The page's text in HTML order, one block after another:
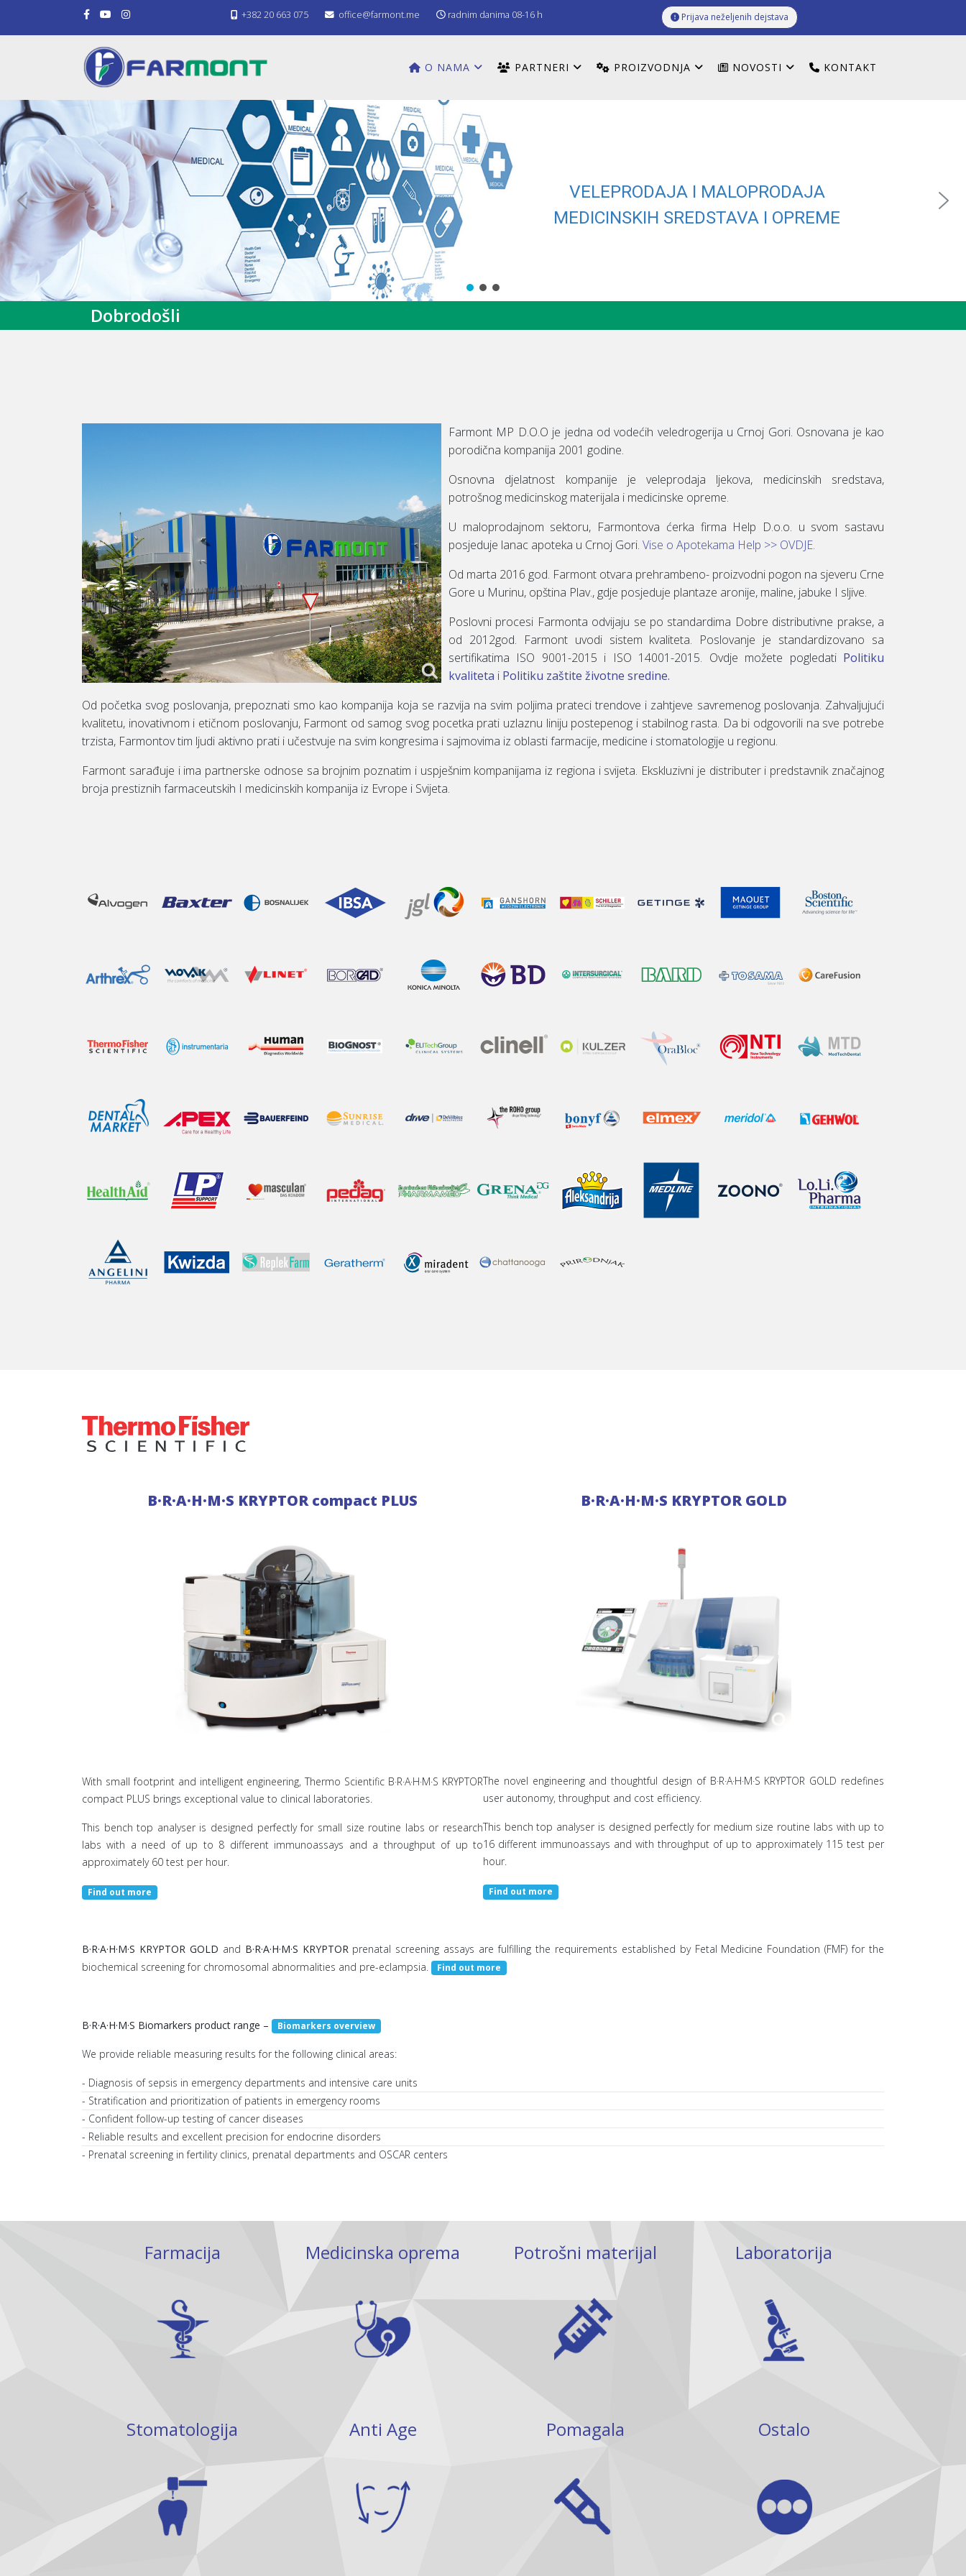
+382 20 663 075 office@farmont.me radnim danima 08-16 h Prijava neželjenih dejstava
O NAMA PARTNERI PROIZVODNJA NOVOSTI KONTAKT
VELEPRODAJA I MALOPRODAJA
MEDICINSKIH SREDSTAVA I OPREME
Dobrodošli
Farmont MP D.O.O je jedna od vodećih veledrogerija u Crnoj Gori. Osnovana je kao
porodična kompanija 2001 godine.
Osnovna djelatnost kompanije je veleprodaja ljekova, medicinskih sredstava,
potrošnog medicinskog materijala i medicinske opreme.
U maloprodajnom sektoru, Farmontova ćerka firma Help D.o.o. u svom sastavu
posjeduje lanac apoteka u Crnoj Gori. Vise o Apotekama Help >> OVDJE.
Od marta 2016 god. Farmont otvara prehrambeno- proizvodni pogon na sjeveru Crne
Gore u Murinu, opština Plav., gdje posjeduje plantaze aronije, maline, jabuke I sljive.
Poslovni procesi Farmonta odvijaju se po standardima Dobre distributivne prakse, a
od 2012god. Farmont uvodi sistem kvaliteta. Poslovanje je standardizovano sa
sertifikatima ISO 9001-2015 i ISO 14001-2015. Ovdje možete pogledati Politiku
kvaliteta i Politiku zaštite životne sredine.
Od početka svog poslovanja, prepoznati smo kao kompanija koja se razvija na svim poljima prateci trendove i zahtjeve savremenog poslovanja. Zahvaljujući
kvalitetu, inovativnom i etičnom poslovanju, Farmont od samog svog pocetka prati uzlaznu liniju postepenog i stabilnog rasta. Da bi odgovorili na sve potrebe
trzista, Farmontov tim ljudi aktivno prati i učestvuje na svim kongresima i sajmovima iz oblasti farmacije, medicine i stomatologije u regionu.
Farmont sarađuje i ima partnerske odnose sa brojnim poznatim i uspješnim kompanijama iz regiona i svijeta. Ekskluzivni je distributer i predstavnik značajnog
broja prestiznih farmaceutskih I medicinskih kompanija iz Evrope i Svijeta.
B·R·A·H·M·S KRYPTOR compact PLUS
With small footprint and intelligent engineering, Thermo Scientific B·R·A·H·M·S KRYPTOR
compact PLUS brings exceptional value to clinical laboratories.
This bench top analyser is designed perfectly for small size routine labs or research
labs with a need of up to 8 different immunoassays and a throughput of up to
approximately 60 test per hour.
Find out more
B·R·A·H·M·S KRYPTOR GOLD
The novel engineering and thoughtful design of B·R·A·H·M·S KRYPTOR GOLD redefines
user autonomy, throughput and cost efficiency.
This bench top analyser is designed perfectly for medium size routine labs with up to
16 different immunoassays and with throughput of up to approximately 115 test per
hour.
Find out more
B·R·A·H·M·S KRYPTOR GOLD and B·R·A·H·M·S KRYPTORprenatal screening assays are fulfilling the requirements established by Fetal Medicine Foundation (FMF) for the
biochemical screening for chromosomal abnormalities and pre-eclampsia.
Find out more
B·R·A·H·M·S Biomarkers product range – Biomarkers overview
We provide reliable measuring results for the following clinical areas:
- Diagnosis of sepsis in emergency departments and intensive care units
- Stratification and prioritization of patients in emergency rooms
- Confident follow-up testing of cancer diseases
- Reliable results and excellent precision for endocrine disorders
- Prenatal screening in fertility clinics, prenatal departments and OSCAR centers
Farmacija Medicinska oprema Potrošni materijal Laboratorija
Stomatologija Anti Age Pomagala Ostalo